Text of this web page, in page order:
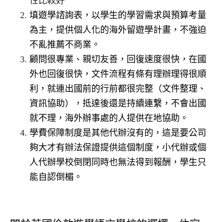
填遊學諮詢表，以學生的學習需求與預算考量
為主，提供個人化的海外留遊學計畫，不強迫
不亂推薦不商業。
顧問很專業、親切友善，回復速度很快，在國
外也回復很快，文件流程有條有理辦理得很順
利，就連出國前的行前都很完整（文件整理、
資訊協助），抵達後還是持續連繫，不會出國
就不理，海外辦事處的人提供在地協助。
學費保障制度是其他代辦沒有的，這是要公司
夠大才有辦法保證提供這個制度，小代辦或個
人代辦學校倒閉同時也無法得到報酬，學生只
能自認倒楣。